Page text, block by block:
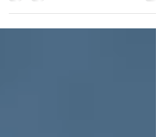
Amerikas neuer Gesundheitsminister Robert
F. Kennedy...